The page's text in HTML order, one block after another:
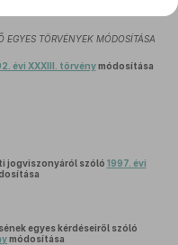
EGYES TÖRVÉNYEK MÓDOSÍTÁSA
évi XXXIII. törvénymódosítása
jogviszonyáról szóló 1997. évi
egyes kérdéseiről szóló
módosítása